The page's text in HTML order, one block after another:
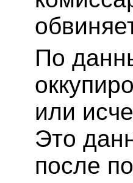
По
или
Это
после